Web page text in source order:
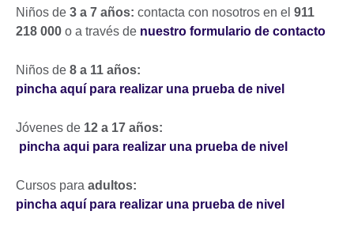
Niños de 3 a 7 años: contacta con nosotros en el 911
218 000 o a través de nuestro formulario de contacto
Niños de 8 a 11 años:
pincha aquí para realizar una prueba de nivel
Jóvenes de 12 a 17 años:
pincha aqui para realizar una prueba de nivel
Cursos para adultos:
pincha aquí para realizar una prueba de nivel